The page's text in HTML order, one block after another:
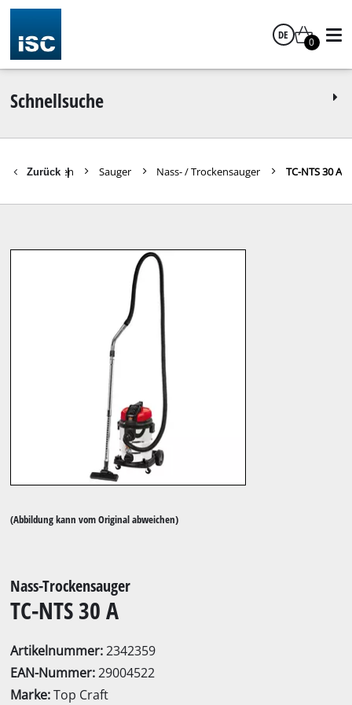
DE
0
Schnellsuche
Zurück |
Heimwerken Sauger Nass- / Trockensauger TC-NTS 30 A
(Abbildung kann vom Original abweichen)
Nass-Trockensauger
TC-NTS 30 A
Artikelnummer:2342359
EAN-Nummer:29004522
Marke:Top Craft